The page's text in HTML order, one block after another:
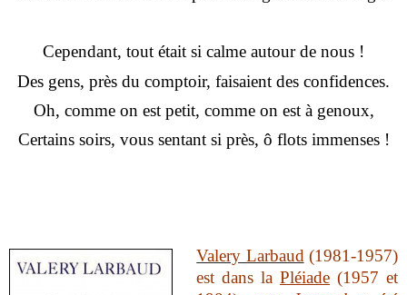
Cependant, tout était si calme autour de nous !
Des gens, près du comptoir, faisaient des confidences.
Oh, comme on est petit, comme on est à genoux,
Certains soirs, vous sentant si près, ô flots immenses !
Valery Larbaud(1981-1957)
est dans laPléiade (1957 et